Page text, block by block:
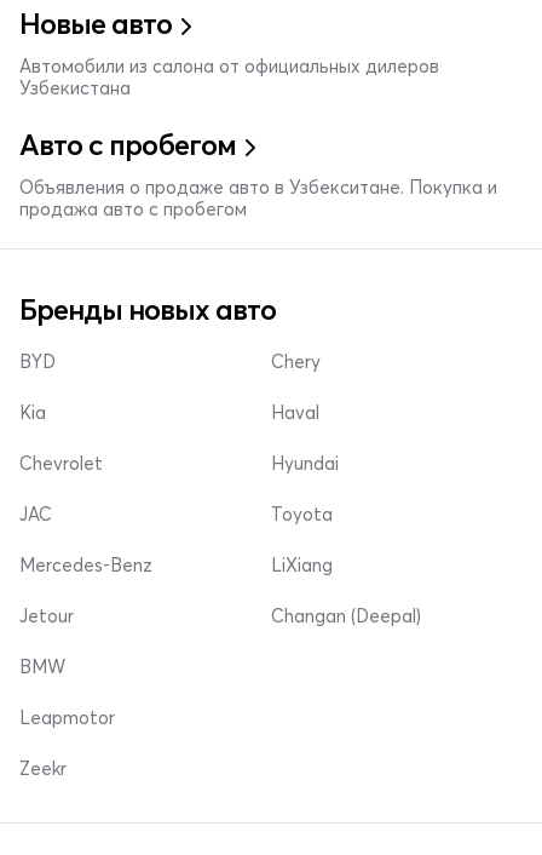
Новые авто
Автомобили из салона от официальных дилеров
Узбекистана
Авто с пробегом
Объявления о продаже авто в Узбекситане. Покупка и
продажа авто с пробегом
Бренды новых авто
BYD
Kia
Chevrolet
Chery
Haval
Hyundai
JAC
Mercedes-Benz
Jetour
Toyota
LiXiang
Changan (Deepal)
BMW
Leapmotor
Zeekr